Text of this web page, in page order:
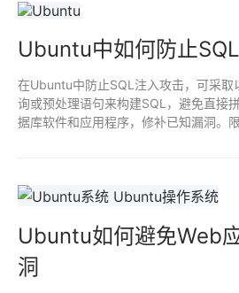
Ubuntu中如何防止
在Ubuntu中防止SQL注入攻击，可采取
询或预处理语句来构建SQL，避免直接
据库软件和应用程序，修补已知漏洞。
Ubuntu如何避免Web
洞